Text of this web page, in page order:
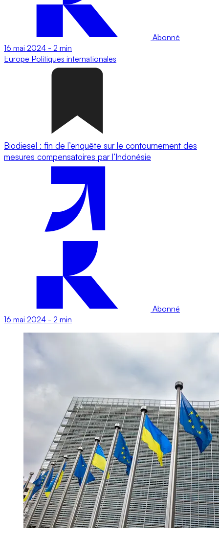
Abonné
16 mai 2024 - 2 min
Europe Politiques internationales
Biodiesel : fin de l’enquête sur le contournement des
mesures compensatoires par l’Indonésie
Abonné
16 mai 2024 - 2 min